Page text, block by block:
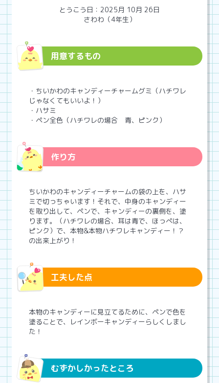
とうこう日：2025月 10月 26日
さわわ（4年生）
用意するもの
・ちいかわのキャンディーチャームグミ（ハチワレ
じゃなくてもいいよ！）
・ハサミ
・ペン全色（ハチワレの場合 青、ピンク）
作り方
ちいかわのキャンディーチャームの袋の上を、ハサ
ミで切っちゃいます！それで、中身のキャンディー
を取り出して、ペンで、キャンディーの裏側を、塗
ります。（ハチワレの場合、耳は青で、ほっぺは、
ピンク）で、本物&本物ハチワレキャンディー！？
の出来上がり！
工夫した点
本物のキャンディーに見立てるために、ペンで色を
塗ることで、レインボーキャンディーらしくしまし
た！
むずかしかったところ